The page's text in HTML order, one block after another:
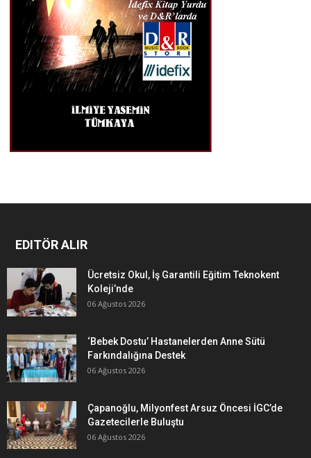
EDITÖR ALIR
Ücretsiz Okul, İş Garantili Eğitim Teknokent
Koleji’nde
06 Ağustos 2026
‘Bebek Dostu’ Hastanelerden Anne Sütü
Farkındalığına Destek
06 Ağustos 2026
Çapanoğlu, Milyonfest Arsuz Öncesi İGC’de
Gazetecilerle Buluştu
06 Ağustos 2026